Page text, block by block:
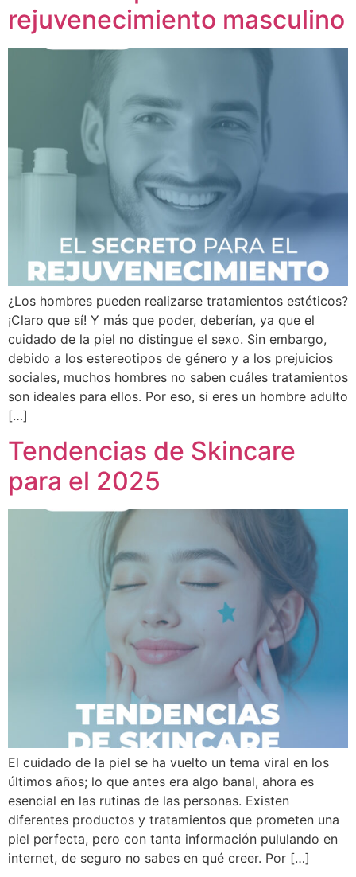
rejuvenecimiento masculino
¿Los hombres pueden realizarse tratamientos estéticos?
¡Claro que sí! Y más que poder, deberían, ya que el
cuidado de la piel no distingue el sexo. Sin embargo,
debido a los estereotipos de género y a los prejuicios
sociales, muchos hombres no saben cuáles tratamientos
son ideales para ellos. Por eso, si eres un hombre adulto
[…]
Tendencias de Skincare
para el 2025
El cuidado de la piel se ha vuelto un tema viral en los
últimos años; lo que antes era algo banal, ahora es
esencial en las rutinas de las personas. Existen
diferentes productos y tratamientos que prometen una
piel perfecta, pero con tanta información pululando en
internet, de seguro no sabes en qué creer. Por […]